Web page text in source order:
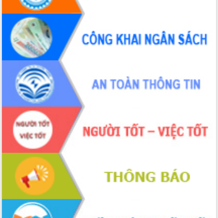
Tháo gỡ những vướng mắc, đẩy mạnh
công tác cải cách thủ tục hành chính
tại Trung tâm Phục vụ hành chính
công tỉnh
Đắk Lắk: Tôn vinh 46 giải pháp tại Hội
thi Sáng tạo Kỹ thuật 2024 - 2025
Đắk Lắk rà soát, điều chỉnh Đề án 190
về phát triển nuôi trồng thủy sản
Phó Chủ tịch UBND tỉnh Đắk Lắk
Trương Công Thái kiểm tra thực địa
Dự án cao tốc Khánh Hòa - Buôn Ma
Thuột
Định vị cà phê Việt Nam như một “di
sản sống” trong dòng chảy toàn cầu
Xây dựng nông thôn mới: Nâng cao đời
sống người dân từ những mô hình thiết
thực
Quyết liệt tháo gỡ vướng mắc, đẩy
nhanh tiến độ các dự án trọng điểm
trong Khu kinh tế Nam Phú Yên